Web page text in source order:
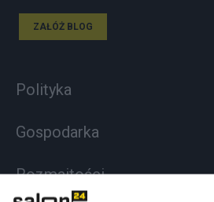
ZAŁÓŻ BLOG
Polityka
Gospodarka
Rozmaitości